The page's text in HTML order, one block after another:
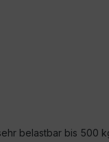
belastbar bis 500